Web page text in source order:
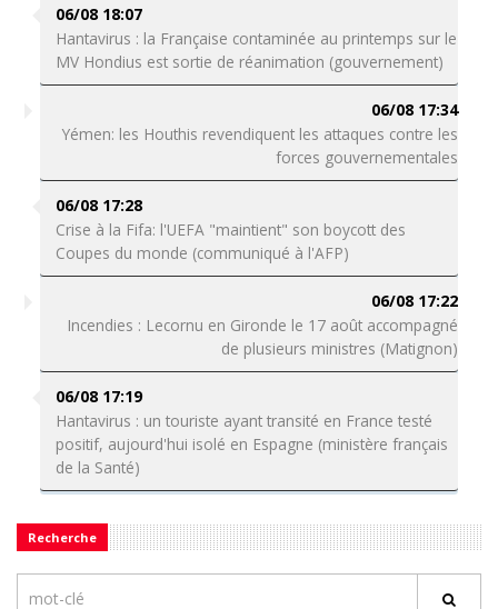
06/08 18:07
Hantavirus : la Française contaminée au printemps sur le
MV Hondius est sortie de réanimation (gouvernement)
06/08 17:34
Yémen: les Houthis revendiquent les attaques contre les
forces gouvernementales
06/08 17:28
Crise à la Fifa: l'UEFA "maintient" son boycott des
Coupes du monde (communiqué à l'AFP)
06/08 17:22
Incendies : Lecornu en Gironde le 17 août accompagné
de plusieurs ministres (Matignon)
06/08 17:19
Hantavirus : un touriste ayant transité en France testé
positif, aujourd'hui isolé en Espagne (ministère français
de la Santé)
Recherche